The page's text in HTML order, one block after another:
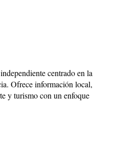
centrado en la
Ofrece información local,
y turismo con un enfoque